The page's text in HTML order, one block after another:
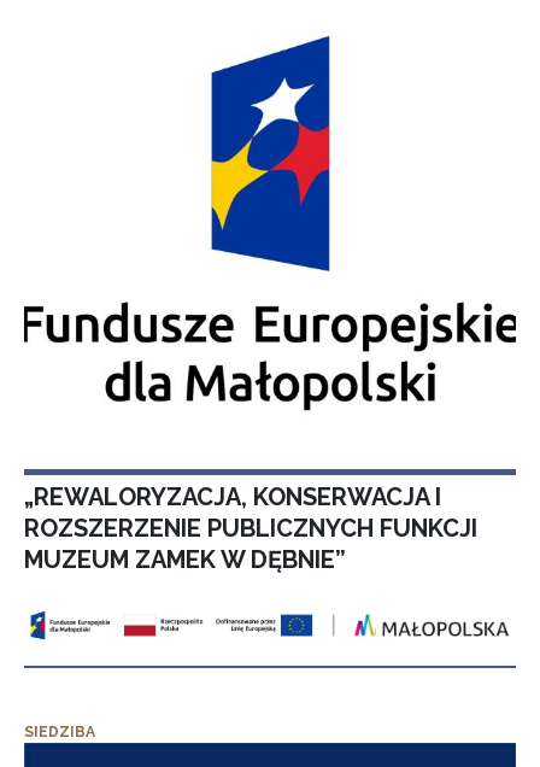
„REWALORYZACJA, KONSERWACJA I
ROZSZERZENIE PUBLICZNYCH FUNKCJI
MUZEUM ZAMEK W DĘBNIE”
SIEDZIBA